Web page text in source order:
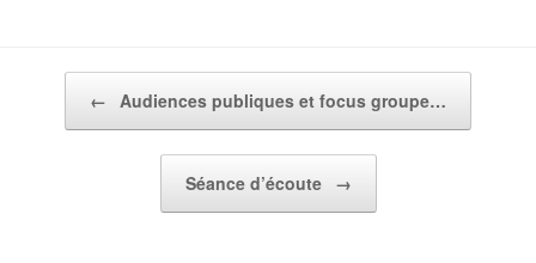
← Audiences publiques et focus groupe…
Séance d’écoute →